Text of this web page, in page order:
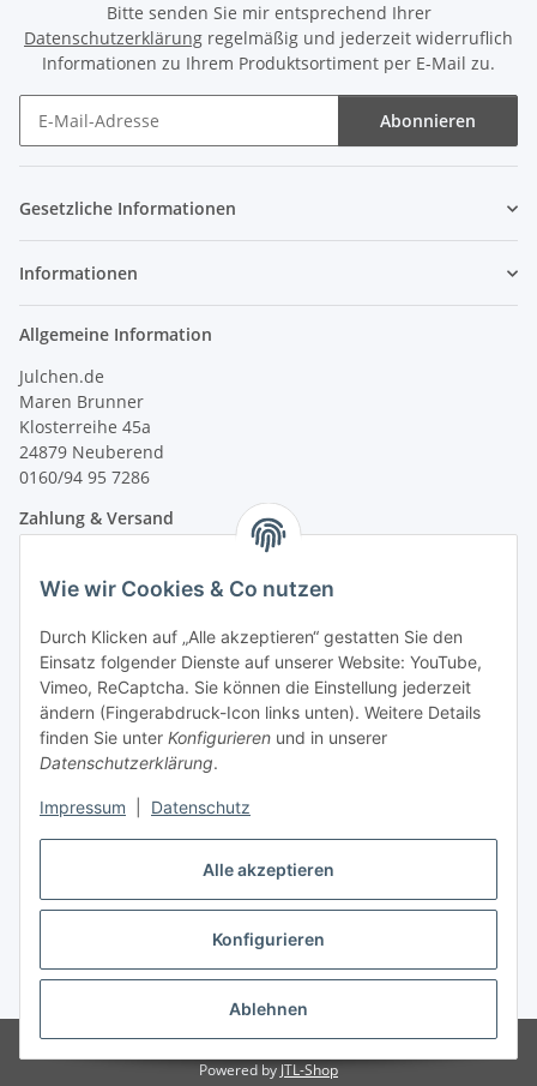
Alle akzeptieren
Konfigurieren
Ablehnen
Wie wir Cookies & Co nutzen
Durch Klicken auf „Alle akzeptieren“ gestatten Sie den
Einsatz folgender Dienste auf unserer Website: YouTube,
Vimeo, ReCaptcha. Sie können die Einstellung jederzeit
ändern (Fingerabdruck-Icon links unten). Weitere Details
finden Sie unter Konfigurieren und in unserer
Datenschutzerklärung.
Impressum Datenschutz
Bitte senden Sie mir entsprechend Ihrer
Datenschutzerklärung regelmäßig und jederzeit widerruflich
Informationen zu Ihrem Produktsortiment per E-Mail zu.
Abonnieren
Gesetzliche Informationen
Informationen
Allgemeine Information
Julchen.de
Maren Brunner
Klosterreihe 45a
24879 Neuberend
0160/94 95 7286
Zahlung & Versand
* Alle Preise inkl. gesetzlicher USt., zzgl.
Powered by JTL-Shop